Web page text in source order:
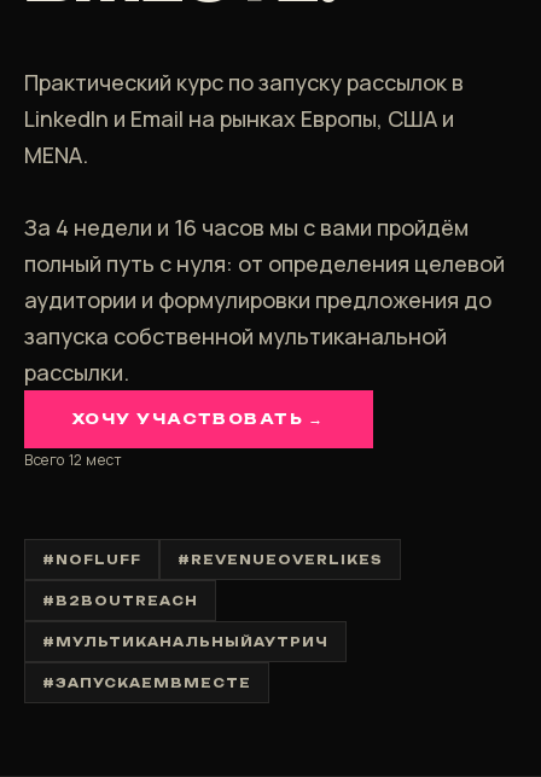
Практический курс по запуску рассылок в
LinkedIn и Email на рынках Европы, США и
MENA.
За 4 недели и 16 часов мы с вами пройдём
полный путь с нуля: от определения целевой
аудитории и формулировки предложения до
запуска собственной мультиканальной
рассылки.
ХОЧУ УЧАСТВОВАТЬ →
Всего 12 мест
#NOFLUFF #REVENUEOVERLIKES
#B2BOUTREACH
#МУЛЬТИКАНАЛЬНЫЙАУТРИЧ
#ЗАПУСКАЕМВМЕСТЕ